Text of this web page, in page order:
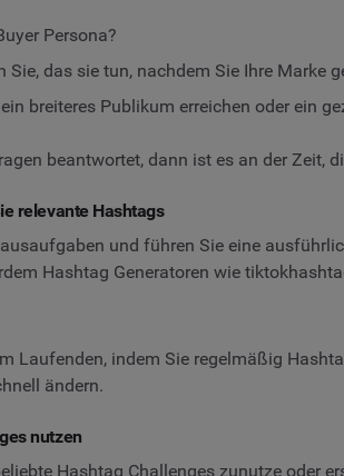
Persona?
Sie, das sie tun, nachdem Sie Ihre Marke
breiteres Publikum erreichen oder ein
beantwortet, dann ist es an der Zeit,
relevante Hashtags
und führen Sie eine
Hashtag Generatoren wie
Laufenden, indem Sie regelmäßig
ändern.
nutzen
Hashtag Challenges zunutze oder